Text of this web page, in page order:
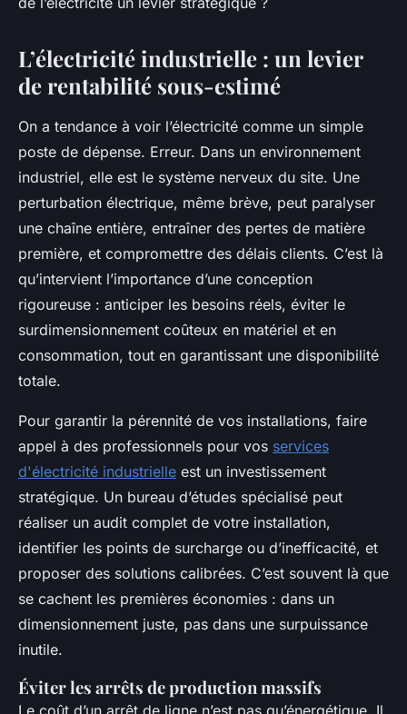
L’électricité industrielle : un levier
de rentabilité sous-estimé
On a tendance à voir l’électricité comme un simple
poste de dépense. Erreur. Dans un environnement
industriel, elle est le système nerveux du site. Une
perturbation électrique, même brève, peut paralyser
une chaîne entière, entraîner des pertes de matière
première, et compromettre des délais clients. C’est là
qu’intervient l’importance d’une conception
rigoureuse : anticiper les besoins réels, éviter le
surdimensionnement coûteux en matériel et en
consommation, tout en garantissant une disponibilité
totale.
Pour garantir la pérennité de vos installations, faire
appel à des professionnels pour vos services
d'électricité industrielle est un investissement
stratégique. Un bureau d’études spécialisé peut
réaliser un audit complet de votre installation,
identifier les points de surcharge ou d’inefficacité, et
proposer des solutions calibrées. C’est souvent là que
se cachent les premières économies : dans un
dimensionnement juste, pas dans une surpuissance
inutile.
Éviter les arrêts de production massifs